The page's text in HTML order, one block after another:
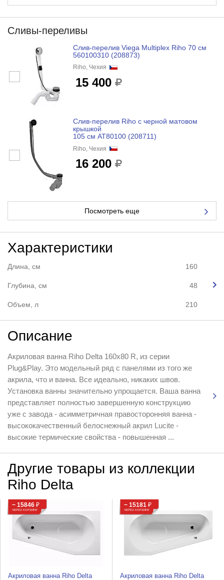
Сливы-переливы
Слив-перелив Viega Multiplex Riho 70 см
560100310 (208873)
Riho, Чехия
15 400
Слив-перелив Riho с черной матовом
крышкой
105 см AT80100 (208711)
Riho, Чехия
16 200
Посмотреть еще
Характеристики
Длина, см 160
Глубина, см 48
Объем, л 210
Описание
Акриловая ванна Riho Delta 160x80 R, из серии
Plug&Play. Это модельный ряд с панелями из того же
акрила, что и ванна. Все идеально, никаких швов.
Установка ванны значительно упрощается. Ваша ванна
представляет полностью завершенную конструкцию
уже с завода - асимметричная правосторонняя ванна -
высококачественный белоснежный акрил Lucite -
высокие термические свойства - повышенная ...
Другие товары из коллекции
Riho Delta
− 15846 ₽
ЧЕРЕЗ КОРЗИНУ
Акриловая ванна Riho Delta
− 15181 ₽
ЧЕРЕЗ КОРЗИНУ
Акриловая ванна Riho Delta